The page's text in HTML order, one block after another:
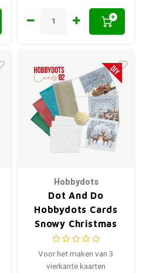
+
Hobbydots
Dot And Do
Hobbydots Cards
Snowy Christmas
02
Voor het maken van 3
vierkante kaarten